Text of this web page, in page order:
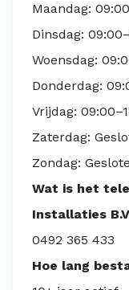
Maandag:
Dinsdag:
Woensdag:
Donderdag:
Vrijdag:
Zaterdag:
Zondag:
Wat is het
Installaties
0492 365 433
Hoe lang